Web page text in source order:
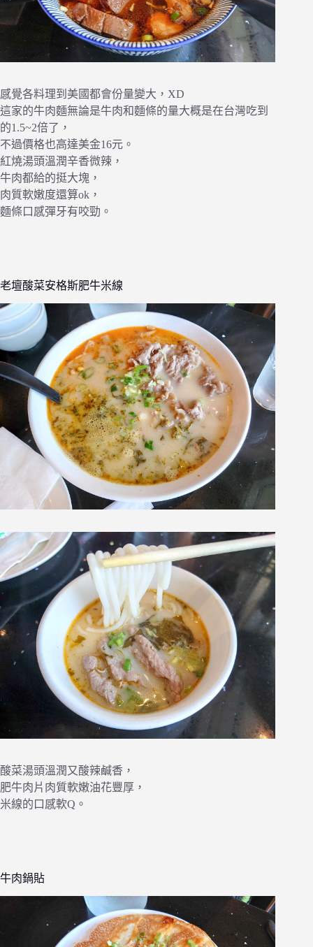
感覺各料理到美國都會份量變大，XD
這家的牛肉麵無論是牛肉和麵條的量大概是在台灣吃到
的1.5~2倍了，
不過價格也高達美金16元。
紅燒湯頭溫潤辛香微辣，
牛肉都給的挺大塊，
肉質軟嫩度還算ok，
麵條口感彈牙有咬勁。
老壇酸菜安格斯肥牛米線
酸菜湯頭溫潤又酸辣鹹香，
肥牛肉片肉質軟嫩油花豐厚，
米線的口感軟Q。
牛肉鍋貼